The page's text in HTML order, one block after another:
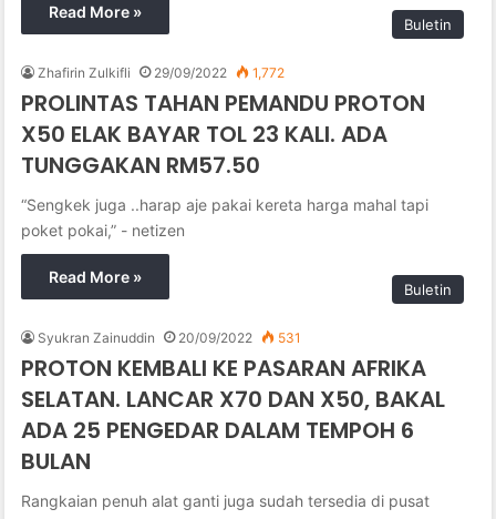
Read More »
Buletin
Zhafirin Zulkifli 29/09/2022 1,772
PROLINTAS TAHAN PEMANDU PROTON
X50 ELAK BAYAR TOL 23 KALI. ADA
TUNGGAKAN RM57.50
“Sengkek juga ..harap aje pakai kereta harga mahal tapi
poket pokai,” - netizen
Read More »
Buletin
Syukran Zainuddin 20/09/2022 531
PROTON KEMBALI KE PASARAN AFRIKA
SELATAN. LANCAR X70 DAN X50, BAKAL
ADA 25 PENGEDAR DALAM TEMPOH 6
BULAN
Rangkaian penuh alat ganti juga sudah tersedia di pusat